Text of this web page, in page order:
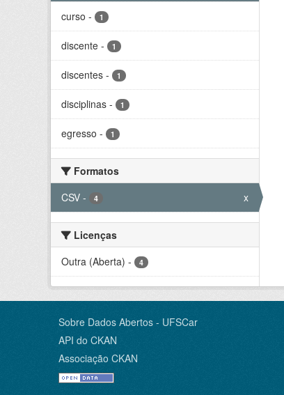
curso - 1
discente - 1
discentes - 1
disciplinas - 1
egresso - 1
Formatos
CSV - 4 x
Licenças
Outra (Aberta) - 4
Sobre Dados Abertos - UFSCar
API do CKAN
Associação CKAN